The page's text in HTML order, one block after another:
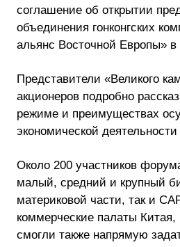
соглашение об открытии
объединения гонконгских
альянс Восточной Европы» в
Представители «Великого
акционеров подробно
режиме и преимуществах
экономической
Около 200 участников
малый, средний и крупный
материковой части, так и
коммерческие палаты Китая,
смогли также напрямую